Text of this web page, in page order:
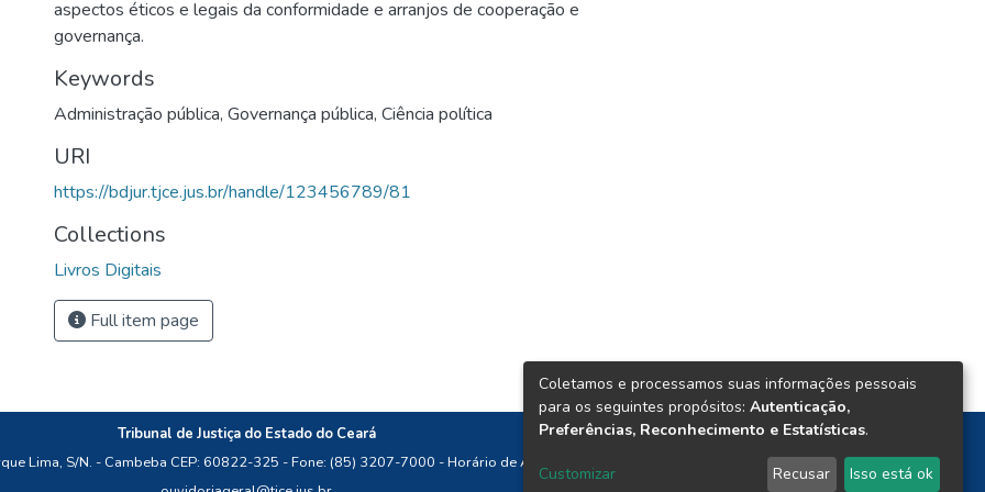
aspectos éticos e legais da conformidade e arranjos de cooperação e
governança.
Keywords
Administração pública, Governança pública, Ciência política
URI
https://bdjur.tjce.jus.br/handle/123456789/81
Collections
Livros Digitais
Full item page
Tribunal de Justiça do Estado do Ceará
Lima, S/N. - Cambeba CEP: 60822-325 - Fone: (85) 3207-7000 - Horário de Atendimento: 08h às 18h
Coletamos e processamos suas informações pessoais
para os seguintes propósitos: Autenticação,
Preferências, Reconhecimento e Estatísticas.
Customizar Recusar Isso está ok